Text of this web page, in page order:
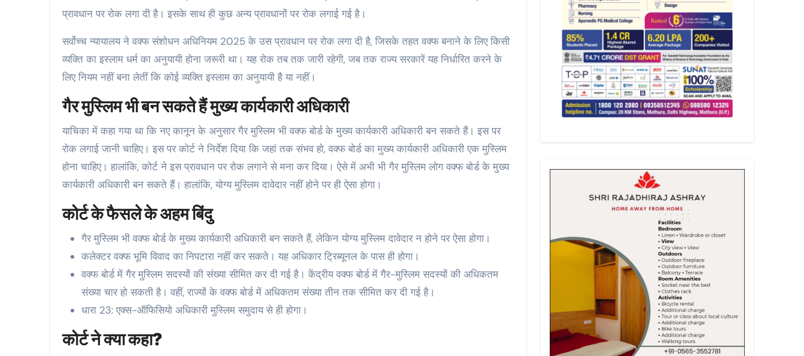
प्रावधान पर रोक लगा दी है। इसके साथ ही कुछ अन्य प्रावधानों पर रोक लगाई गई है।
सर्वोच्च न्यायालय ने वक्फ संशोधन अधिनियम 2025 के उस प्रावधान पर रोक लगा दी है, जिसके तहत वक्फ बनाने के लिए किसी
व्यक्ति का इस्लाम धर्म का अनुयायी होना जरूरी था। यह रोक तब तक जारी रहेगी, जब तक राज्य सरकारें यह निर्धारित करने के
लिए नियम नहीं बना लेतीं कि कोई व्यक्ति इस्लाम का अनुयायी है या नहीं।
गैर मुस्लिम भी बन सकते हैं मुख्य कार्यकारी अधिकारी
याचिका में कहा गया था कि नए कानून के अनुसार गैर मुस्लिम भी वक्फ बोर्ड के मुख्य कार्यकारी अधिकारी बन सकते हैं। इस पर
रोक लगाई जानी चाहिए। इस पर कोर्ट ने निर्देश दिया कि जहां तक संभव हो, वक्फ बोर्ड का मुख्य कार्यकारी अधिकारी एक मुस्लिम
होना चाहिए। हालांकि, कोर्ट ने इस प्रावधान पर रोक लगाने से मना कर दिया। ऐसे में अभी भी गैर मुस्लिम लोग वक्फ बोर्ड के मुख्य
कार्यकारी अधिकारी बन सकते हैं। हालांकि, योग्य मुस्लिम दावेदार नहीं होने पर ही ऐसा होगा।
कोर्ट के फैसले के अहम बिंदु
गैर मुस्लिम भी वक्फ बोर्ड के मुख्य कार्यकारी अधिकारी बन सकते हैं, लेकिन योग्य मुस्लिम दावेदार न होने पर ऐसा होगा।
कलेक्टर वक्फ भूमि विवाद का निपटारा नहीं कर सकते। यह अधिकार ट्रिब्यूनल के पास ही होगा।
वक्फ बोर्ड में गैर मुस्लिम सदस्यों की संख्या सीमित कर दी गई है। केंद्रीय वक्फ बोर्ड में गैर-मुस्लिम सदस्यों की अधिकतम
संख्या चार हो सकती है। वहीं, राज्यों के वक्फ बोर्ड में अधिकतम संख्या तीन तक सीमित कर दी गई है।
धारा 23: एक्स-ऑफिसियो अधिकारी मुस्लिम समुदाय से ही होगा।
कोर्ट ने क्या कहा?